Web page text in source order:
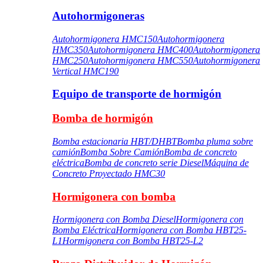
Autohormigoneras
Autohormigonera HMC150Autohormigonera
HMC350Autohormigonera HMC400Autohormigonera
HMC250Autohormigonera HMC550Autohormigonera
Vertical HMC190
Equipo de transporte de hormigón
Bomba de hormigón
Bomba estacionaria HBT/DHBTBomba pluma sobre
camiónBomba Sobre CamiónBomba de concreto
eléctricaBomba de concreto serie DieselMáquina de
Concreto Proyectado HMC30
Hormigonera con bomba
Hormigonera con Bomba DieselHormigonera con
Bomba EléctricaHormigonera con Bomba HBT25-
L1Hormigonera con Bomba HBT25-L2